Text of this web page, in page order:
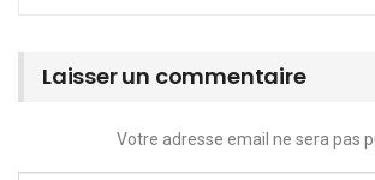
Laisser un commentaire
Votre adresse email ne sera pas